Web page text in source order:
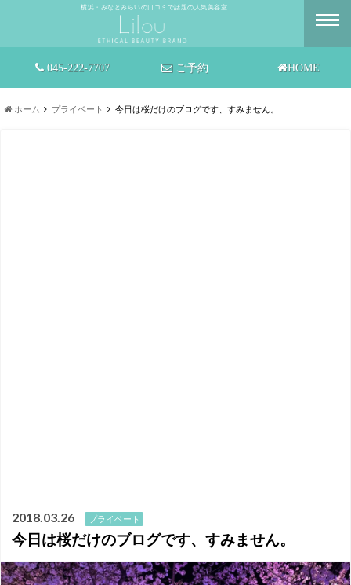
横浜・みなとみらいの口コミで話題の人気美容室
HOME
ご予約
045-222-7707
ホーム プライベート 今日は桜だけのブログです、すみません。
2018.03.26 プライベート
今日は桜だけのブログです、すみません。